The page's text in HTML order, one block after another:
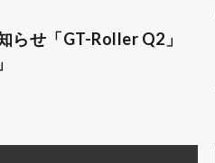
らせ「GT-Roller Q2」